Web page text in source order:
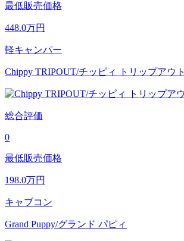
最低販売価格
448.0万円
軽キャンパー
Chippy TRIPOUT/チッピィ トリップアウト
総合評価
0
最低販売価格
198.0万円
キャブコン
Grand Puppy/グランド パピィ